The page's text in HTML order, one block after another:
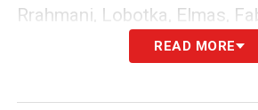
Rrahmani, Lobotka, Elmas,
Zielinski, Bakayoko, Lozano,
(maglia 58), Zedadka (maglia
READ MORE